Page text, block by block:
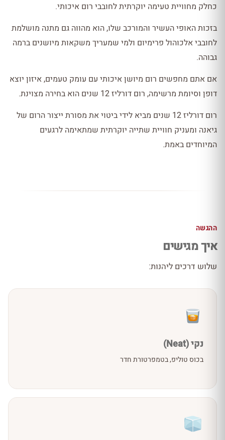
כחלק מחוויית טעימה יוקרתית לחובבי רום איכותי.
בזכות האופי העשיר והמורכב שלו, הוא מהווה גם מתנה מושלמת
לחובבי אלכוהול פרימיום ולמי שמעריך משקאות מיושנים ברמה
גבוהה.
אם אתם מחפשים רום מיושן איכותי עם עומק טעמים, איזון יוצא
דופן וסיומת מרשימה, רום דורליז 12 שנים הוא בחירה מצוינת.
רום דורליז 12 שנים מביא לידי ביטוי את מסורת ייצור הרום של
גיאנה ומעניק חוויית שתייה יוקרתית שמתאימה לרגעים
המיוחדים באמת.
ההגשה
איך מגישים
שלוש דרכים ליהנות:
נקי (Neat)
בכוס טוליפ, בטמפרטורת חדר